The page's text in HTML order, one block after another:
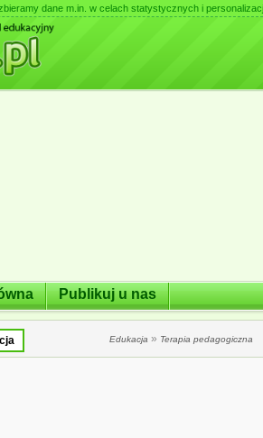
dane m.in. w celach statystycznych i
Publikuj u nas
Edukacja » Terapia pedagogiczna